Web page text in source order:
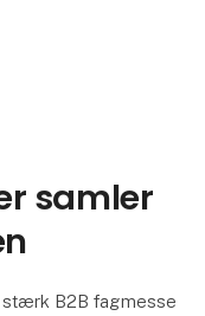
samler
stærk B2B fagmesse